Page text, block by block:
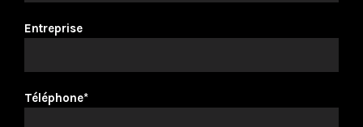
Entreprise
Téléphone*